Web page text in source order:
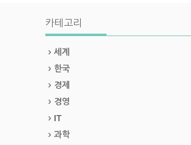
카테고리
세계
한국
경제
경영
IT
과학